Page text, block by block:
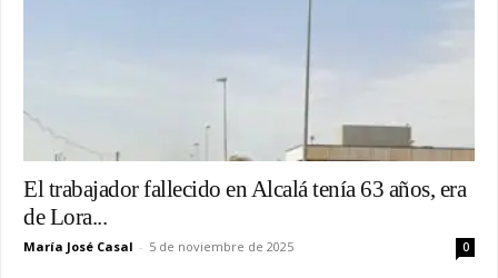
El trabajador fallecido en Alcalá tenía 63 años, era
de Lora...
María José Casal - 5 de noviembre de 2025 0